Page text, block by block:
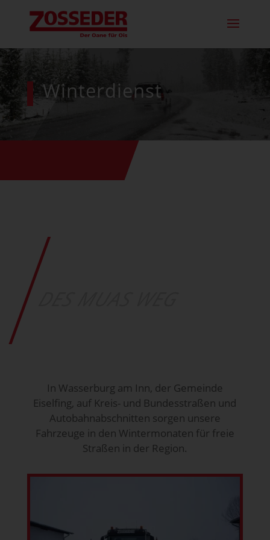
Winterdienst
In Wasserburg am Inn, der Gemeinde
Eiselfing, auf Kreis- und Bundesstraßen und
Autobahnabschnitten sorgen unsere
Fahrzeuge in den Wintermonaten für freie
Straßen in der Region.